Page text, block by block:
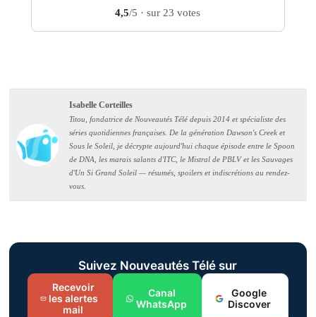
4,5/5 · sur 23 votes
Isabelle Corteilles
Titou, fondatrice de Nouveautés Télé depuis 2014 et spécialiste des
séries quotidiennes françaises. De la génération Dawson's Creek et
Sous le Soleil, je décrypte aujourd'hui chaque épisode entre le Spoon
de DNA, les marais salants d'ITC, le Mistral de PBLV et les Sauvages
d'Un Si Grand Soleil — résumés, spoilers et indiscrétions au rendez-
vous.
Suivez Nouveautés Télé sur
Recevoir
les alertes
mail
Canal
WhatsApp
Google
Discover